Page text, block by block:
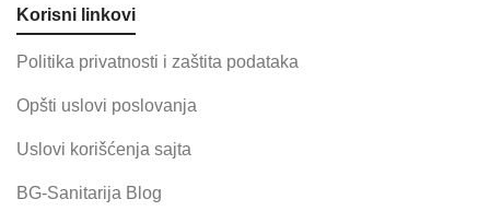
Korisni linkovi
Politika privatnosti i zaštita podataka
Opšti uslovi poslovanja
Uslovi korišćenja sajta
BG-Sanitarija Blog